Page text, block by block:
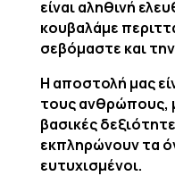
είναι αληθινή
κουβαλάμε
σεβόμαστε και
Η αποστολή μας
τους ανθρώπους,
βασικές
εκπληρώνουν τα
ευτυχισμένοι.